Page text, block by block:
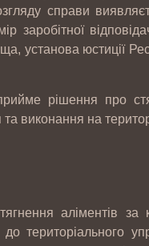
справи
заробітної
установа юстиції
рішення про
та виконання на
аліментів
територіального